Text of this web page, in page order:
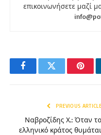
επικοινωνήσετε μαζί
FacebookTwitter
PREVIOUS ARTICLE
Ναβροζίδης Χ.: Όταν το
ελληνικό κράτος θυμάται